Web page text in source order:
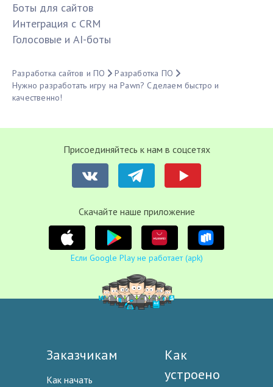
Боты для сайтов
Интеграция с CRM
Голосовые и AI-боты
Разработка сайтов и ПО
Разработка ПО
Нужно разработать игру на Pawn? Сделаем быстро и
качественно!
Присоединяйтесь к нам в соцсетях
Cкачайте наше приложение
Если Google Play не работает (apk)
Заказчикам
Как начать
Как
устроено